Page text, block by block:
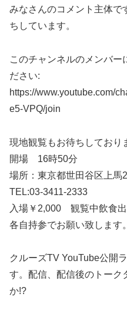
みなさんのコメント主体で
ちしています。
このチャンネルのメンバー
ださい:
https://www.youtube.com/
e5-VPQ/join
現地観覧もお待ちしており
開場 16時50分
場所：東京都世田谷区上
TEL:03-3411-2333
入場￥2,000 観覧中飲食
各自持参でお願い致します。
クルーズTV YouTube公開
す。配信、配信後のトーク
か!?